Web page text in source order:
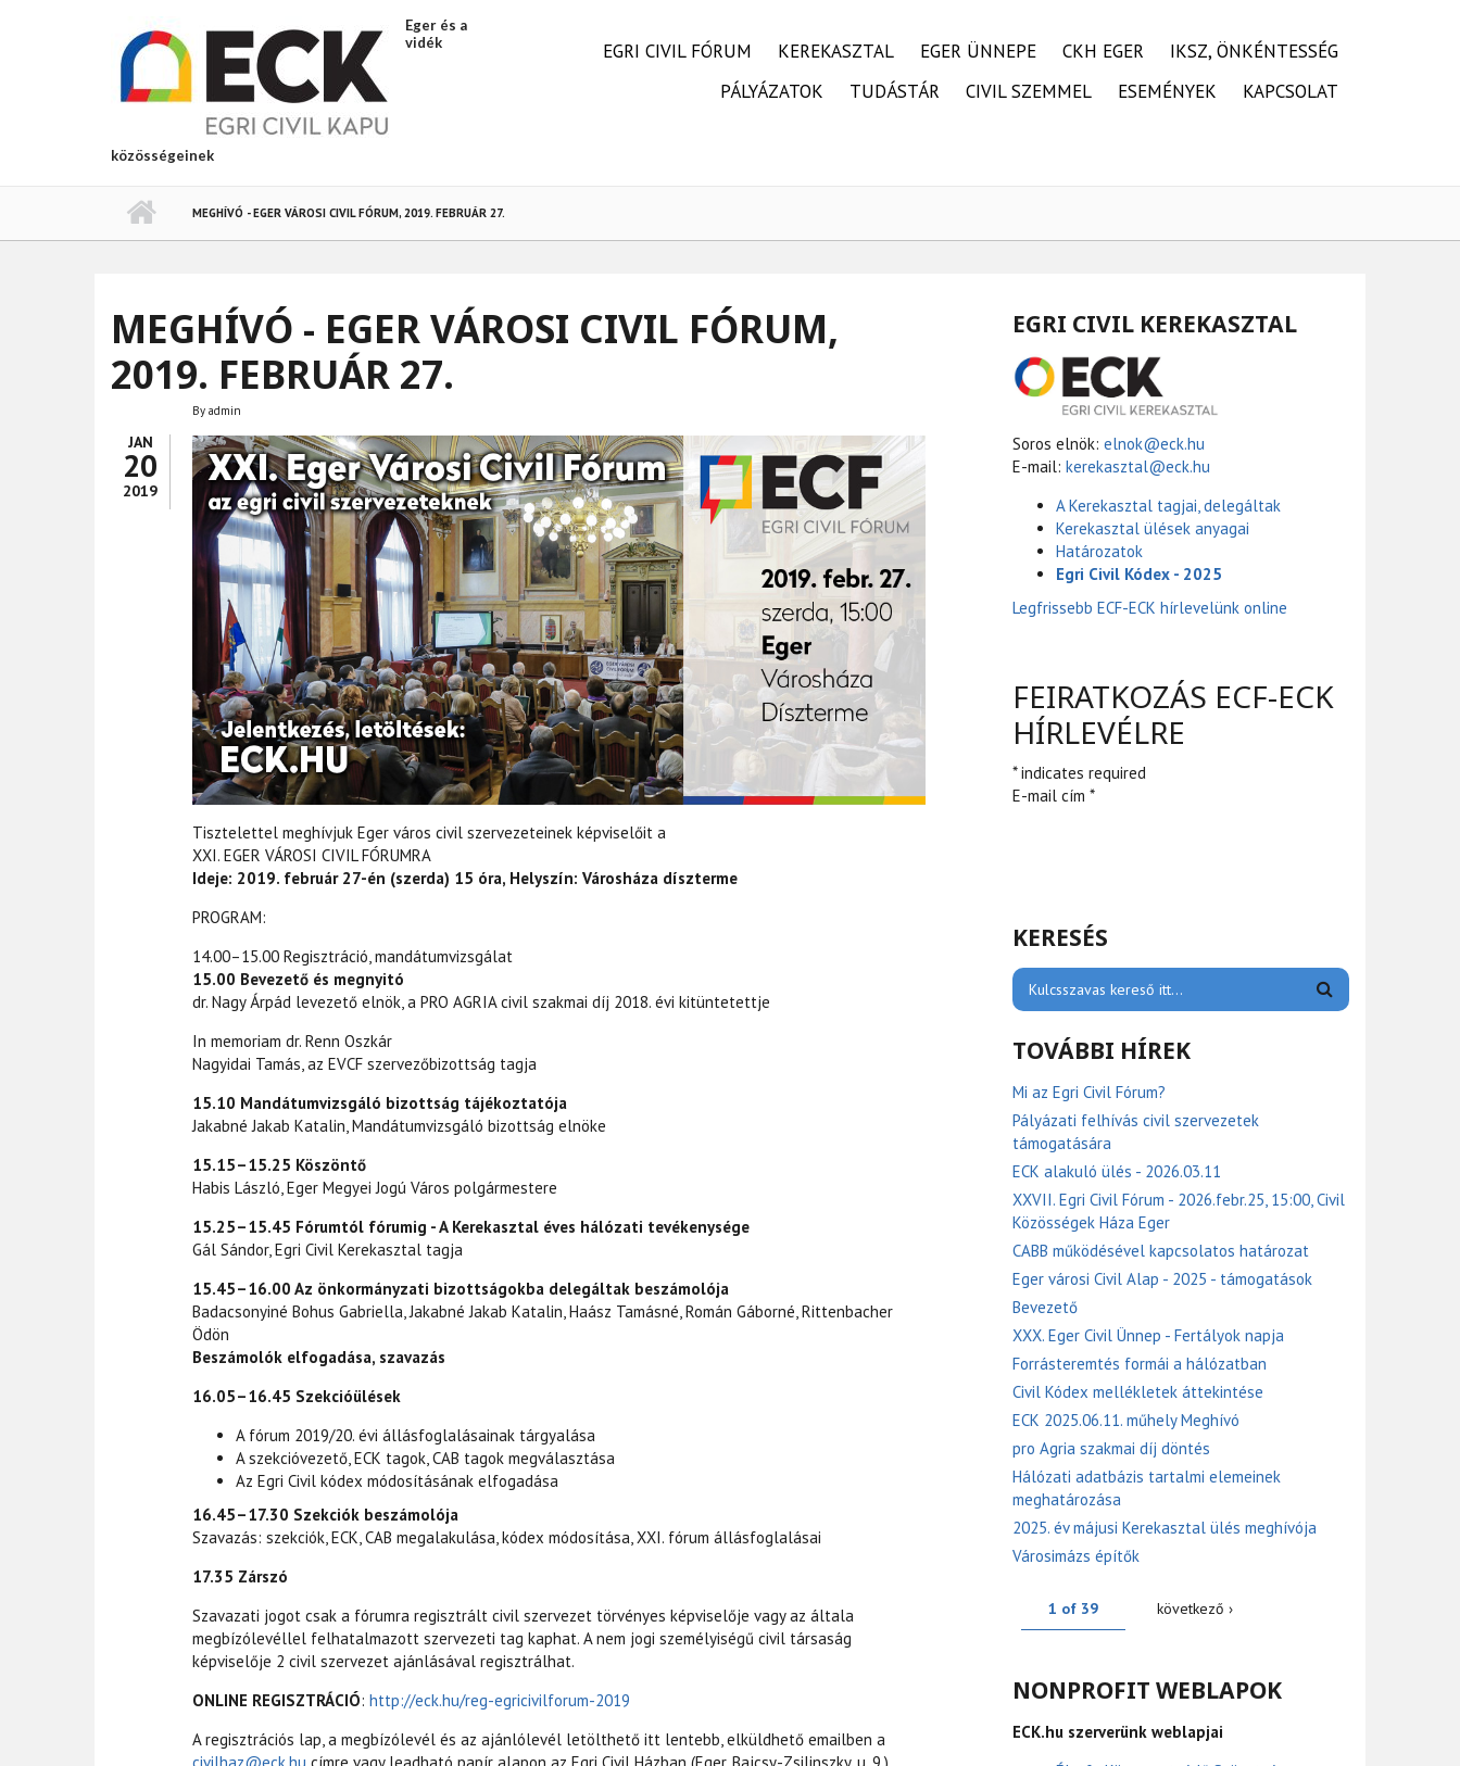
Eger és a
vidék
közösségeinek
FŐMENÜ
EGRI CIVIL FÓRUM KEREKASZTAL EGER ÜNNEPE CKH EGER
IKSZ, ÖNKÉNTESSÉG
PÁLYÁZATOK
TUDÁSTÁR CIVIL SZEMMEL ESEMÉNYEK KAPCSOLAT
MEGHÍVÓ - EGER VÁROSI CIVIL FÓRUM, 2019. FEBRUÁR 27.
MEGHÍVÓ - EGER VÁROSI CIVIL FÓRUM,
2019. FEBRUÁR 27.
JAN
20
2019
By admin
Tisztelettel meghívjuk Eger város civil szervezeteinek képviselőit a
XXI. EGER VÁROSI CIVIL FÓRUMRA
Ideje: 2019. február 27-én (szerda) 15 óra, Helyszín: Városháza díszterme
PROGRAM:
14.00–15.00 Regisztráció, mandátumvizsgálat
15.00 Bevezető és megnyitó
dr. Nagy Árpád levezető elnök, a PRO AGRIA civil szakmai díj 2018. évi kitüntetettje
In memoriam dr. Renn Oszkár
Nagyidai Tamás, az EVCF szervezőbizottság tagja
15.10 Mandátumvizsgáló bizottság tájékoztatója
Jakabné Jakab Katalin, Mandátumvizsgáló bizottság elnöke
15.15–15.25 Köszöntő
Habis László, Eger Megyei Jogú Város polgármestere
15.25–15.45 Fórumtól fórumig - A Kerekasztal éves hálózati tevékenysége
Gál Sándor, Egri Civil Kerekasztal tagja
15.45–16.00 Az önkormányzati bizottságokba delegáltak beszámolója
Badacsonyiné Bohus Gabriella, Jakabné Jakab Katalin, Haász Tamásné, Román Gáborné, Rittenbacher
Ödön
Beszámolók elfogadása, szavazás
16.05–16.45 Szekcióülések
A fórum 2019/20. évi állásfoglalásainak tárgyalása
A szekcióvezető, ECK tagok, CAB tagok megválasztása
Az Egri Civil kódex módosításának elfogadása
16.45–17.30 Szekciók beszámolója
Szavazás: szekciók, ECK, CAB megalakulása, kódex módosítása, XXI. fórum állásfoglalásai
17.35 Zárszó
Szavazati jogot csak a fórumra regisztrált civil szervezet törvényes képviselője vagy az általa
megbízólevéllel felhatalmazott szervezeti tag kaphat. A nem jogi személyiségű civil társaság
képviselője 2 civil szervezet ajánlásával regisztrálhat.
ONLINE REGISZTRÁCIÓ: http://eck.hu/reg-egricivilforum-2019
A regisztrációs lap, a megbízólevél és az ajánlólevél letölthető itt lentebb, elküldhető emailben a
EGRI CIVIL KEREKASZTAL
Soros elnök: elnok@eck.hu
E-mail: kerekasztal@eck.hu
A Kerekasztal tagjai, delegáltak
Kerekasztal ülések anyagai
Határozatok
Egri Civil Kódex - 2025
Legfrissebb ECF-ECK hírlevelünk online
FEIRATKOZÁS ECF-ECK
HÍRLEVÉLRE
* indicates required
E-mail cím *
KERESÉS
TOVÁBBI HÍREK
Mi az Egri Civil Fórum?
Pályázati felhívás civil szervezetek
támogatására
ECK alakuló ülés - 2026.03.11
XXVII. Egri Civil Fórum - 2026.febr.25, 15:00, Civil
Közösségek Háza Eger
CABB működésével kapcsolatos határozat
Eger városi Civil Alap - 2025 - támogatások
Bevezető
XXX. Eger Civil Ünnep - Fertályok napja
Forrásteremtés formái a hálózatban
Civil Kódex mellékletek áttekintése
ECK 2025.06.11. műhely Meghívó
pro Agria szakmai díj döntés
Hálózati adatbázis tartalmi elemeinek
meghatározása
2025. év májusi Kerekasztal ülés meghívója
Városimázs építők
1 of 39 következő ›
NONPROFIT WEBLAPOK
ECK.hu szerverünk weblapjai